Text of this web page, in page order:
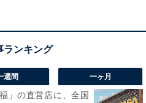
了承ください。 また、記事
、売上の一部がオールアバ
ります。
週間 一ヶ月
」の直営店に、全国